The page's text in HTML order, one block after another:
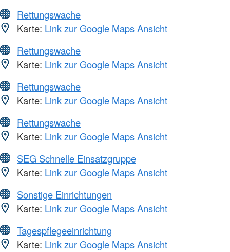
Rettungswache
Karte: Link zur Google Maps Ansicht
Rettungswache
Karte: Link zur Google Maps Ansicht
Rettungswache
Karte: Link zur Google Maps Ansicht
Rettungswache
Karte: Link zur Google Maps Ansicht
SEG Schnelle Einsatzgruppe
Karte: Link zur Google Maps Ansicht
Sonstige Einrichtungen
Karte: Link zur Google Maps Ansicht
Tagespflegeeinrichtung
Karte: Link zur Google Maps Ansicht